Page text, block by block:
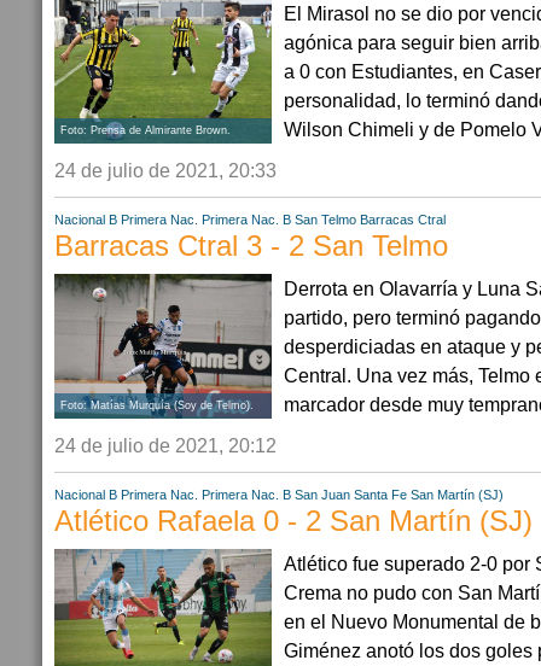
Foto: Prensa de Almirante Brown.
El Mirasol no se dio por
agónica para seguir bien
a 0 con Estudiantes, en
personalidad, lo terminó
Wilson Chimeli y de Pomelo
24 de julio de 2021, 20:33
Nacional B Primera Nac. Primera Nac. B San Telmo Barracas Ctral
Barracas Ctral 3 - 2 San Telmo
Foto: Matías Murquía (Soy de Telmo).
Derrota en Olavarría y Luna
partido, pero terminó
desperdiciadas en ataque y
Central. Una vez más, Telmo
marcador desde muy
24 de julio de 2021, 20:12
Nacional B Primera Nac. Primera Nac. B San Juan Santa Fe San Martín (SJ)
Atlético Rafaela 0 - 2 San Martín (SJ)
Atlético fue superado 2-0 por
Crema no pudo con San
en el Nuevo Monumental de
Giménez anotó los dos goles